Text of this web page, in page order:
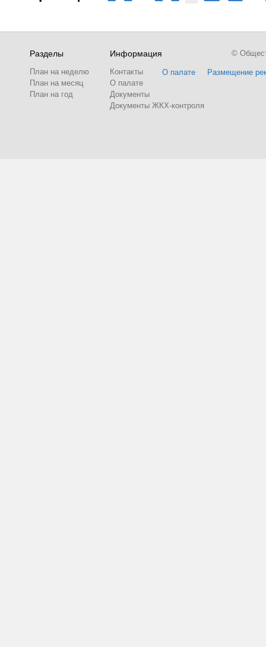
Разделы
План на неделю
План на месяц
План на год
Информация
Контакты
О палате
Документы
Документы ЖКХ-контроля
О палате Размещение
©